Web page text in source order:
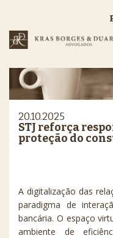
20.10.2025
STJ reforça
proteção do
A digitalização das
paradigma de
bancária. O espaço
ambiente de